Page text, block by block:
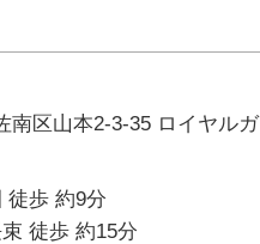
南区山本2-3-35 ロイヤルガ
徒歩 約9分
徒歩 約15分